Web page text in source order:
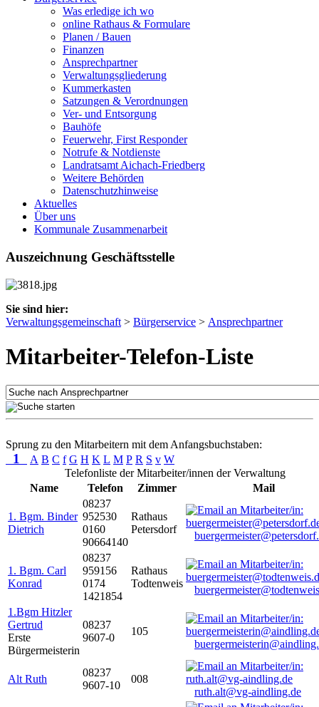
Was erledige ich wo
online Rathaus & Formulare
Planen / Bauen
Finanzen
Ansprechpartner
Verwaltungsgliederung
Kummerkasten
Satzungen & Verordnungen
Ver- und Entsorgung
Bauhöfe
Feuerwehr, First Responder
Notrufe & Notdienste
Landratsamt Aichach-Friedberg
Weitere Behörden
Datenschutzhinweise
Aktuelles
Über uns
Kommunale Zusammenarbeit
Auszeichnung Geschäftsstelle
Sie sind hier:
Verwaltungsgemeinschaft > Bürgerservice > Ansprechpartner
Mitarbeiter-Telefon-Liste
Sprung zu den Mitarbeitern mit dem Anfangsbuchstaben:
1 A B C f G H K L M P R S v W
Telefonliste der Mitarbeiter/innen der Verwaltung
Name
Telefon Zimmer Mail
1. Bgm. Binder
Dietrich
08237
952530
0160
90664140
Rathaus
Petersdorf
1. Bgm. Carl
Konrad
08237
959156
0174
1421854
Rathaus
Todtenweis
1.Bgm Hitzler
Gertrud
Erste
Bürgermeisterin
08237
9607-0
105
Alt Ruth
08237
9607-10
008
ruth.alt@vg-aindling.de